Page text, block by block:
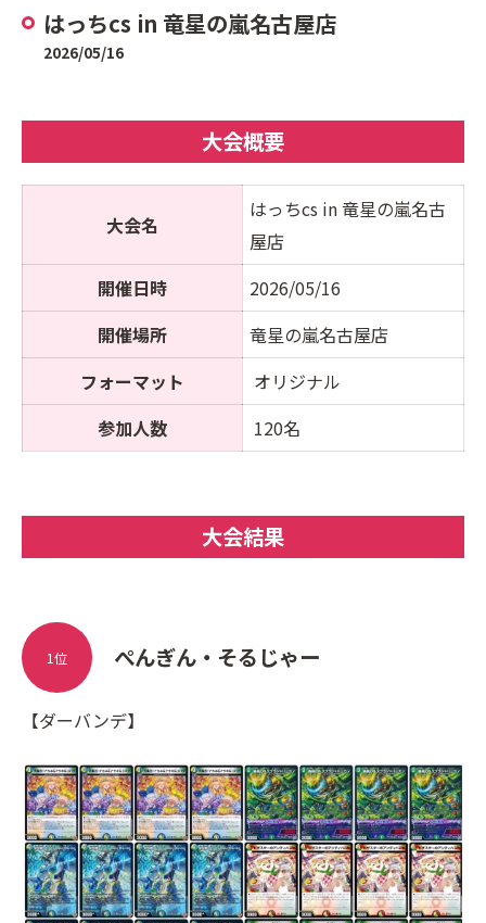
はっちcs in 竜星の嵐名古屋店
2026/05/16
大会概要
大会名
はっちcs in 竜星の嵐名古
屋店
開催日時
2026/05/16
開催場所
竜星の嵐名古屋店
フォーマット
オリジナル
参加人数
120名
大会結果
ぺんぎん・そるじゃー
1位
【ダーバンデ】